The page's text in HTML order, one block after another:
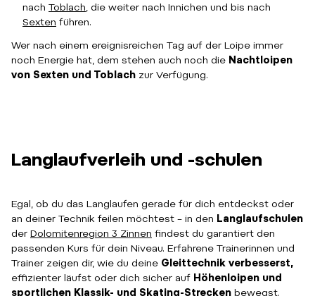
nach Toblach , die weiter nach Innichen und bis nach
Sexten führen.
Wer nach einem ereignisreichen Tag auf der Loipe immer
noch Energie hat, dem stehen auch noch die Nachtloipen
von Sexten und Toblach zur Verfügung.
Langlaufverleih und -schulen
Egal, ob du das Langlaufen gerade für dich entdeckst oder
an deiner Technik feilen möchtest – in den Langlaufschulen
der Dolomitenregion 3 Zinnen findest du garantiert den
passenden Kurs für dein Niveau. Erfahrene Trainerinnen und
Trainer zeigen dir, wie du deine Gleittechnik verbesserst,
effizienter läufst oder dich sicher auf Höhenloipen und
sportlichen Klassik- und Skating-Strecken bewegst.